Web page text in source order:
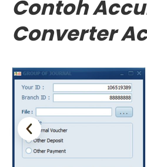
Contoh
Converter